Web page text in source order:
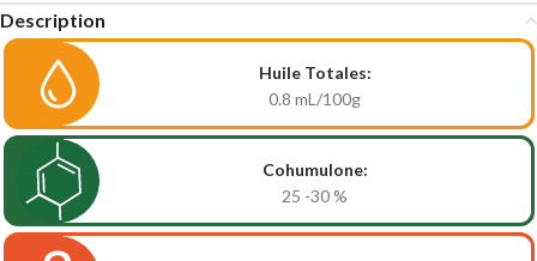
Description
Cohumulone:
25 -30%
Huile Totales:
0.8 mL/100g